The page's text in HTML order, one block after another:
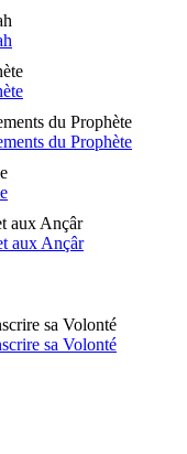
du Prophète
du Prophète
aux Ançâr
aux Ançâr
sa Volonté
sa Volonté